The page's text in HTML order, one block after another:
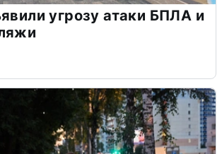
угрозу атаки БПЛА и